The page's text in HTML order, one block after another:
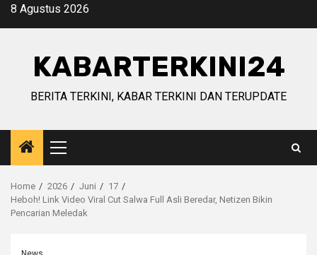
Skip8 Agustus 2026
KABARTERKINI24
BERITA TERKINI, KABAR TERKINI DAN TERUPDATE
Primary
Menu
Home 2026 Juni
17
Heboh! Link Video Viral Cut Salwa Full Asli Beredar, Netizen Bikin
Pencarian Meledak